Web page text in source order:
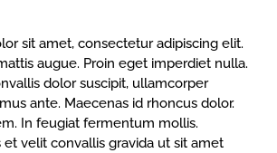
sit amet, consectetur adipiscing elit.
augue. Proin eget imperdiet nulla.
dolor suscipit, ullamcorper
ante. Maecenas id rhoncus dolor.
In feugiat fermentum mollis.
et velit convallis gravida ut sit amet